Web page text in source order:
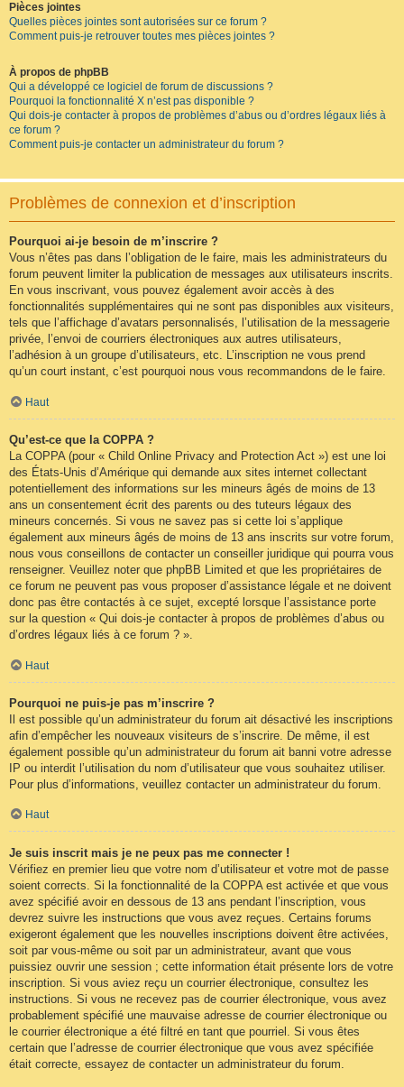
Pièces jointes
Quelles pièces jointes sont autorisées sur ce forum ?
Comment puis-je retrouver toutes mes pièces jointes ?
À propos de phpBB
Qui a développé ce logiciel de forum de discussions ?
Pourquoi la fonctionnalité X n’est pas disponible ?
Qui dois-je contacter à propos de problèmes d’abus ou d’ordres légaux liés à
ce forum ?
Comment puis-je contacter un administrateur du forum ?
Problèmes de connexion et d’inscription
Pourquoi ai-je besoin de m’inscrire ?
Vous n’êtes pas dans l’obligation de le faire, mais les administrateurs du
forum peuvent limiter la publication de messages aux utilisateurs inscrits.
En vous inscrivant, vous pouvez également avoir accès à des
fonctionnalités supplémentaires qui ne sont pas disponibles aux visiteurs,
tels que l’affichage d’avatars personnalisés, l’utilisation de la messagerie
privée, l’envoi de courriers électroniques aux autres utilisateurs,
l’adhésion à un groupe d’utilisateurs, etc. L’inscription ne vous prend
qu’un court instant, c’est pourquoi nous vous recommandons de le faire.
Haut
Qu’est-ce que la COPPA ?
La COPPA (pour « Child Online Privacy and Protection Act ») est une loi
des États-Unis d’Amérique qui demande aux sites internet collectant
potentiellement des informations sur les mineurs âgés de moins de 13
ans un consentement écrit des parents ou des tuteurs légaux des
mineurs concernés. Si vous ne savez pas si cette loi s’applique
également aux mineurs âgés de moins de 13 ans inscrits sur votre forum,
nous vous conseillons de contacter un conseiller juridique qui pourra vous
renseigner. Veuillez noter que phpBB Limited et que les propriétaires de
ce forum ne peuvent pas vous proposer d’assistance légale et ne doivent
donc pas être contactés à ce sujet, excepté lorsque l’assistance porte
sur la question « Qui dois-je contacter à propos de problèmes d’abus ou
d’ordres légaux liés à ce forum ? ».
Haut
Pourquoi ne puis-je pas m’inscrire ?
Il est possible qu’un administrateur du forum ait désactivé les inscriptions
afin d’empêcher les nouveaux visiteurs de s’inscrire. De même, il est
également possible qu’un administrateur du forum ait banni votre adresse
IP ou interdit l’utilisation du nom d’utilisateur que vous souhaitez utiliser.
Pour plus d’informations, veuillez contacter un administrateur du forum.
Haut
Je suis inscrit mais je ne peux pas me connecter !
Vérifiez en premier lieu que votre nom d’utilisateur et votre mot de passe
soient corrects. Si la fonctionnalité de la COPPA est activée et que vous
avez spécifié avoir en dessous de 13 ans pendant l’inscription, vous
devrez suivre les instructions que vous avez reçues. Certains forums
exigeront également que les nouvelles inscriptions doivent être activées,
soit par vous-même ou soit par un administrateur, avant que vous
puissiez ouvrir une session ; cette information était présente lors de votre
inscription. Si vous aviez reçu un courrier électronique, consultez les
instructions. Si vous ne recevez pas de courrier électronique, vous avez
probablement spécifié une mauvaise adresse de courrier électronique ou
le courrier électronique a été filtré en tant que pourriel. Si vous êtes
certain que l’adresse de courrier électronique que vous avez spécifiée
était correcte, essayez de contacter un administrateur du forum.